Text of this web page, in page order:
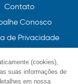
Contato
Conosco
de Privacidade
(cookies),
suas informações de
em nossa